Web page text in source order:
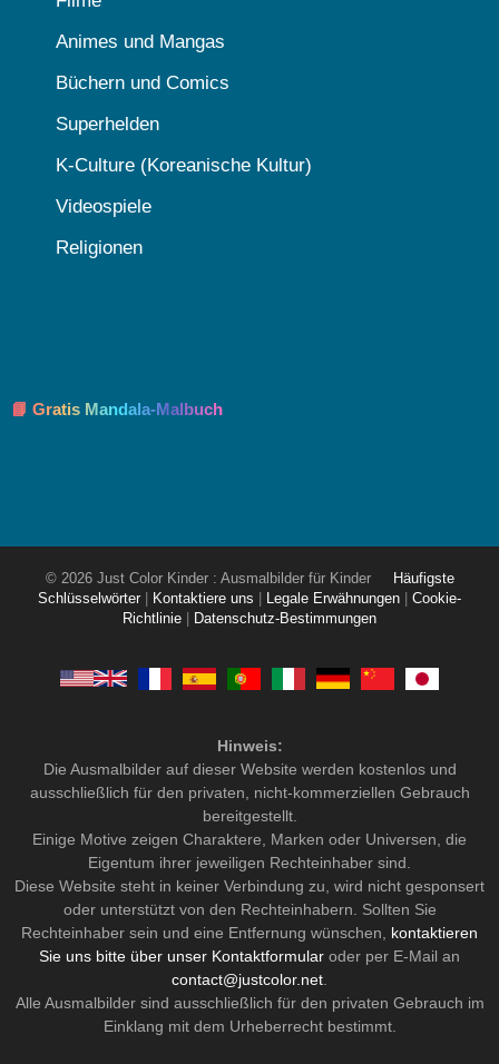
Animes und Mangas
Büchern und Comics
Superhelden
K-Culture (Koreanische Kultur)
Videospiele
Religionen
📘 Gratis Mandala-Malbuch
© 2026 Just Color Kinder : Ausmalbilder für Kinder
Häufigste
Schlüsselwörter
Kontaktiere uns Legale Erwähnungen
Cookie-
Richtlinie
Datenschutz-Bestimmungen
Hinweis:
Die Ausmalbilder auf dieser Website werden kostenlos und
ausschließlich für den privaten, nicht-kommerziellen Gebrauch
bereitgestellt.
Einige Motive zeigen Charaktere, Marken oder Universen, die
Eigentum ihrer jeweiligen Rechteinhaber sind.
Diese Website steht in keiner Verbindung zu, wird nicht gesponsert
oder unterstützt von den Rechteinhabern. Sollten Sie
Rechteinhaber sein und eine Entfernung wünschen, kontaktieren
Sie uns bitte über unser Kontaktformular oder per E-Mail an
contact@justcolor.net
Alle Ausmalbilder sind ausschließlich für den privaten Gebrauch im
Einklang mit dem Urheberrecht bestimmt.